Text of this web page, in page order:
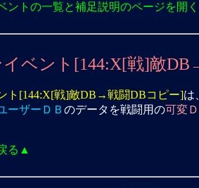
ントの一覧と補足説明のページを開
ベント[144:X[戦]敵
ト[144:X[戦]敵DB→戦闘DBコピー]は
ーザーＤＢ のデータを戦闘用の可変
る▲